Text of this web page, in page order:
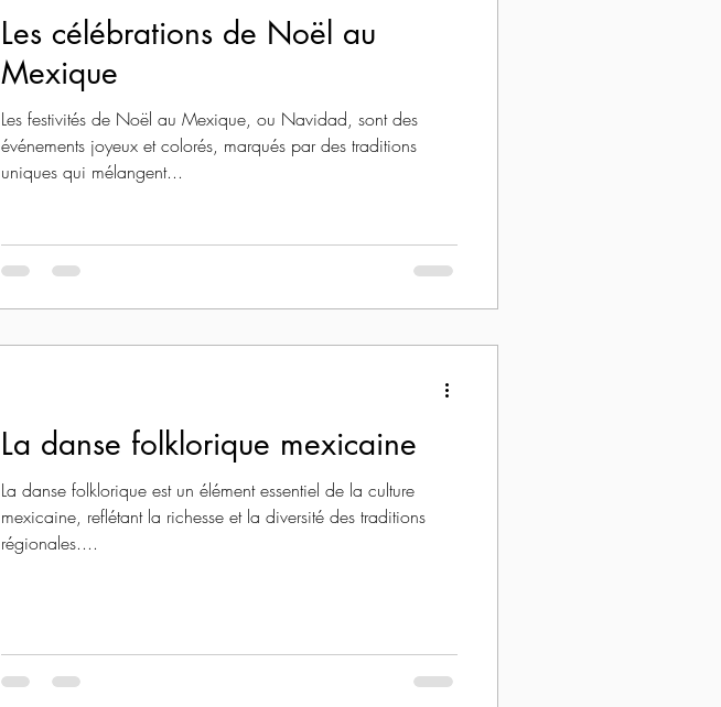
Les célébrations de Noël au
Mexique
Les festivités de Noël au Mexique, ou Navidad, sont des
événements joyeux et colorés, marqués par des traditions
uniques qui mélangent...
La danse folklorique mexicaine
La danse folklorique est un élément essentiel de la culture
mexicaine, reflétant la richesse et la diversité des traditions
régionales....